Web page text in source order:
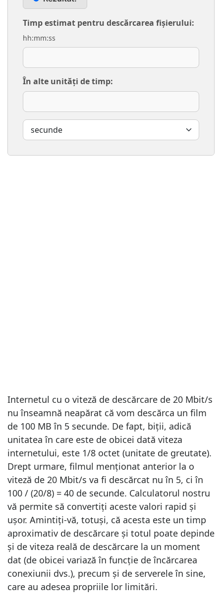
Timp estimat pentru descărcarea fișierului:
hh:mm:ss
În alte unități de timp:
Internetul cu o viteză de descărcare de 20 Mbit/s
nu înseamnă neapărat că vom descărca un film
de 100 MB în 5 secunde. De fapt, biții, adică
unitatea în care este de obicei dată viteza
internetului, este 1/8 octet (unitate de greutate).
Drept urmare, filmul menționat anterior la o
viteză de 20 Mbit/s va fi descărcat nu în 5, ci în
100 / (20/8) = 40 de secunde. Calculatorul nostru
vă permite să convertiți aceste valori rapid și
ușor. Amintiți-vă, totuși, că acesta este un timp
aproximativ de descărcare și totul poate depinde
și de viteza reală de descărcare la un moment
dat (de obicei variază în funcție de încărcarea
conexiunii dvs.), precum și de serverele în sine,
care au adesea propriile lor limitări.